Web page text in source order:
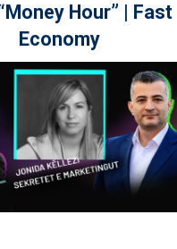
Hour” | Fast
Economy